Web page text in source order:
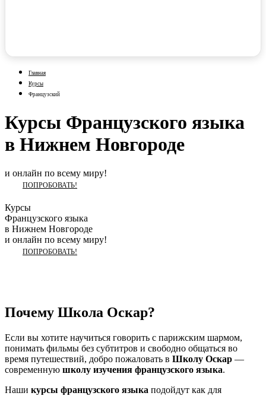
Главная
Курсы
Французский
Курсы Французского языка
в Нижнем Новгороде
и онлайн по всему миру!
ПОПРОБОВАТЬ!
Курсы
Французского языка
в Нижнем Новгороде
и онлайн по всему миру!
ПОПРОБОВАТЬ!
Почему Школа Оскар?
Если вы хотите научиться говорить с парижским шармом,
понимать фильмы без субтитров и свободно общаться во
время путешествий, добро пожаловать в Школу Оскар —
современную школу изучения французского языка.
Наши курсы французского языка подойдут как для